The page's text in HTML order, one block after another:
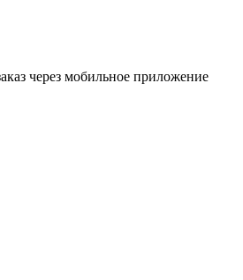
через мобильное приложение